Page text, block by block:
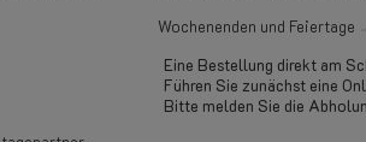
Wochenenden und Feiertage
Eine Bestellung direkt am
Führen Sie zunächst eine
Bitte melden Sie die